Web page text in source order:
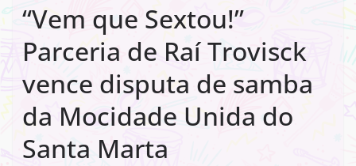
“Vem que Sextou!”
Parceria de Raí Trovisck
vence disputa de samba
da Mocidade Unida do
Santa Marta